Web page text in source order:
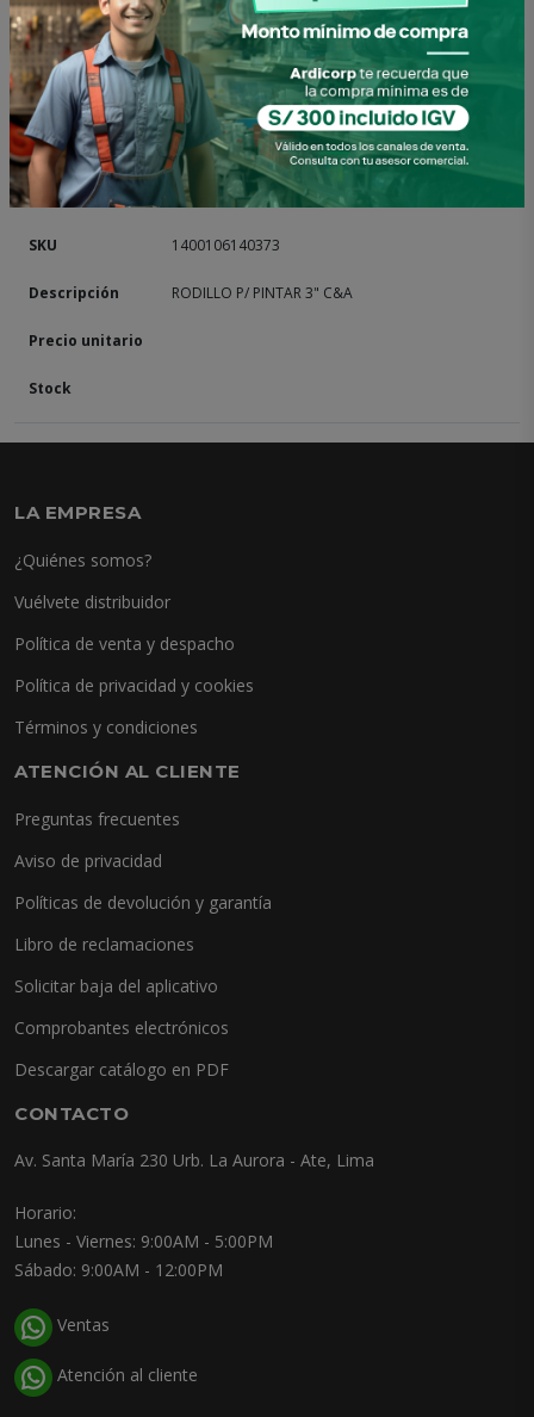
1400106140067
RODILLO P/PINTAR 9" C&A
1400106140373
RODILLO P/ PINTAR 3" C&A
LA EMPRESA
¿Quiénes somos?
Vuélvete distribuidor
Política de venta y despacho
Política de privacidad y cookies
Términos y condiciones
ATENCIÓN AL CLIENTE
Preguntas frecuentes
Aviso de privacidad
Políticas de devolución y garantía
Libro de reclamaciones
Solicitar baja del aplicativo
Comprobantes electrónicos
Descargar catálogo en PDF
CONTACTO
Av. Santa María 230 Urb. La Aurora - Ate, Lima
Horario:
Lunes - Viernes: 9:00AM - 5:00PM
Sábado: 9:00AM - 12:00PM
Ventas
Atención al cliente